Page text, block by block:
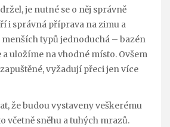
je nutné se o něj správně
i správná příprava na zimu a
menších typů jednoduchá – bazén
uložíme na vhodné místo. Ovšem
vyžadují přeci jen více
že budou vystaveny veškerému
včetně sněhu a tuhých mrazů.